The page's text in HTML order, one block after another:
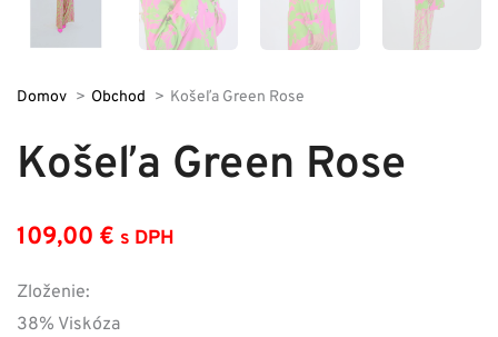
Domov Obchod Košeľa Green Rose
Košeľa Green Rose
109,00 € s DPH
Zloženie:
38% Viskóza